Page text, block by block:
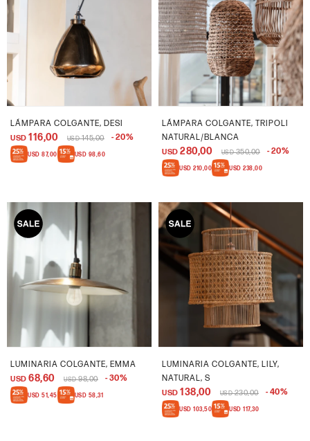
LÁMPARA COLGANTE, DESI
USD 116,00 USD 145,00 20
USD 87,00 USD 98,60
LÁMPARA COLGANTE, TRIPOLI
NATURAL/BLANCA
USD 280,00 USD 350,00 20
USD 210,00 USD 238,00
LUMINARIA COLGANTE, EMMA
USD 68,60 USD 98,00 30
USD 51,45 USD 58,31
LUMINARIA COLGANTE, LILY,
NATURAL, S
USD 138,00 USD 230,00 40
USD 103,50 USD 117,30